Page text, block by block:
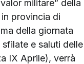
militare” della
provincia di
della giornata
e saluti delle
IX Aprile), verrà